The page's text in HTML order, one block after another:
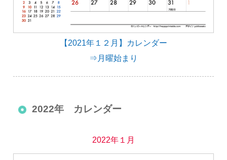
【2021年１２月】カレンダー
⇒月曜始まり
2022年 カレンダー
2022年１月